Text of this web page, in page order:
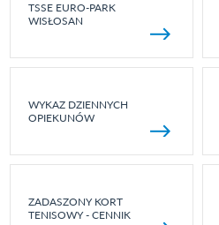
TSSE EURO-PARK
WISŁOSAN
WYKAZ DZIENNYCH
OPIEKUNÓW
ZADASZONY KORT
TENISOWY - CENNIK